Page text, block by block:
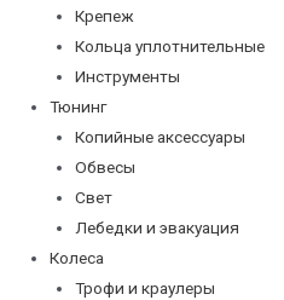
Крепеж
Кольца уплотнительные
Инструменты
Тюнинг
Копийные аксессуары
Обвесы
Свет
Лебедки и эвакуация
Колеса
Трофи и краулеры